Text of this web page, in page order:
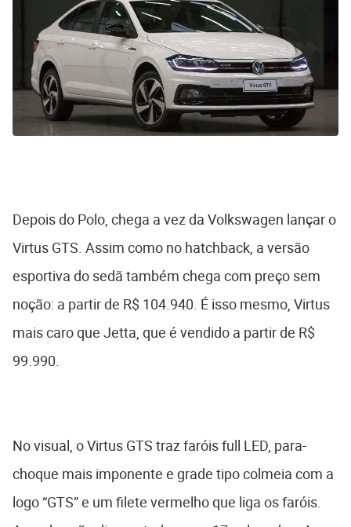
Depois do Polo, chega a vez da Volkswagen lançar o
Virtus GTS. Assim como no hatchback, a versão
esportiva do sedã também chega com preço sem
noção: a partir de R$ 104.940. É isso mesmo, Virtus
mais caro que Jetta, que é vendido a partir de R$
99.990.
No visual, o Virtus GTS traz faróis full LED, para-
choque mais imponente e grade tipo colmeia com a
logo “GTS” e um filete vermelho que liga os faróis.